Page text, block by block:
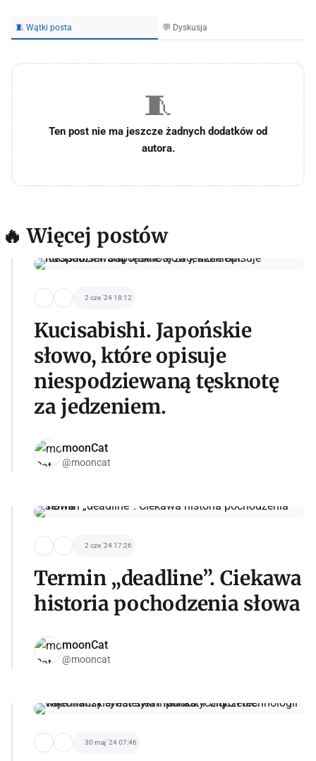
🧵 Wątki posta 💬 Dyskusja
🧵
Ten post nie ma jeszcze żadnych dodatków od
autora.
🔥 Więcej postów
2 cze '24 18:12
Kucisabishi. Japońskie
słowo, które opisuje
niespodziewaną tęsknotę
za jedzeniem.
moonCat
@mooncat
2 cze '24 17:26
Termin „deadline”. Ciekawa
historia pochodzenia słowa
moonCat
@mooncat
30 maj '24 07:46